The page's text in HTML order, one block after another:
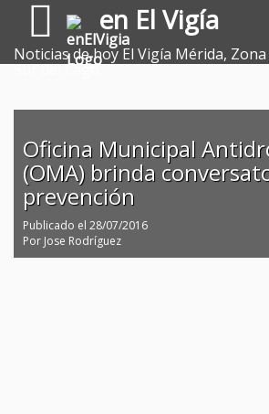
en El Vigía
Noticias de hoy El Vigía Mérida,
Sur del Lago.
Oficina Municipal
(OMA) brinda
prevención
Publicado el 28/07/2016
Por Jose Rodríguez